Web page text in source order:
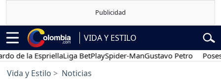
VIDA Y ESTILO
la EspriellaLiga BetPlaySpider-ManGustavo Petro Posesión
Vida y Estilo Noticias